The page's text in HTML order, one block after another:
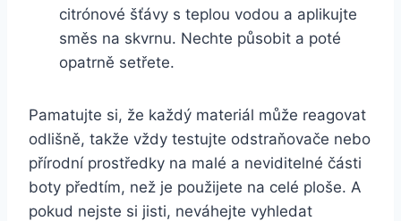
citrónové šťávy ⁣s teplou vodou a aplikujte
směs na skvrnu.​ Nechte působit a‍ poté
⁣opatrně setřete.‍
Pamatujte si, ⁤že každý materiál může reagovat‍
odlišně, takže vždy testujte odstraňovače nebo
přírodní prostředky na malé a neviditelné části
boty předtím, než je použijete​ na celé ploše. A
pokud⁣ nejste si jisti, neváhejte vyhledat